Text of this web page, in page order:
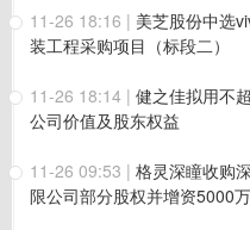
11-26 18:16 | 美芝股份中选
装工程采购项目（标段二）
11-26 18:14 | 健之佳拟用不
公司价值及股东权益
11-26 09:53 | 格灵深瞳收购
限公司部分股权并增资5000万